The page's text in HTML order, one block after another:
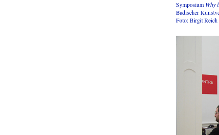
Symposium Why
Badischer
Foto: Birgit Reich